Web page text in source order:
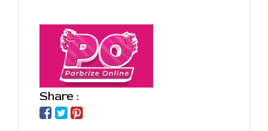
Share :